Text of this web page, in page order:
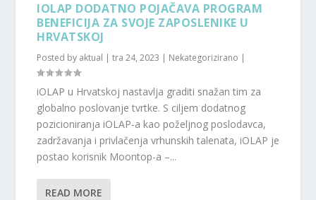
IOLAP DODATNO POJAČAVA PROGRAM
BENEFICIJA ZA SVOJE ZAPOSLENIKE U
HRVATSKOJ
Posted by aktual |tra 24, 2023 | Nekategorizirano |
iOLAP u Hrvatskoj nastavlja graditi snažan tim za
globalno poslovanje tvrtke. S ciljem dodatnog
pozicioniranja iOLAP-a kao poželjnog poslodavca,
zadržavanja i privlačenja vrhunskih talenata, iOLAP je
postao korisnik Moontop-a –...
READ MORE